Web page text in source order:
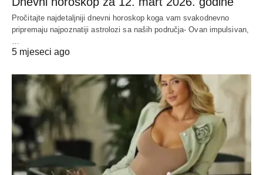
Pročitajte najdetaljniji dnevni horoskop koga vam svakodnevno
pripremaju najpoznatiji astrolozi sa naših područja- Ovan impulsivan,
5 mjeseci ago